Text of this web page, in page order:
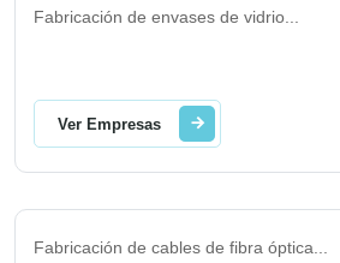
Fabricación de envases de vidrio
Ver Empresas
Fabricación de cables de fibra óptica